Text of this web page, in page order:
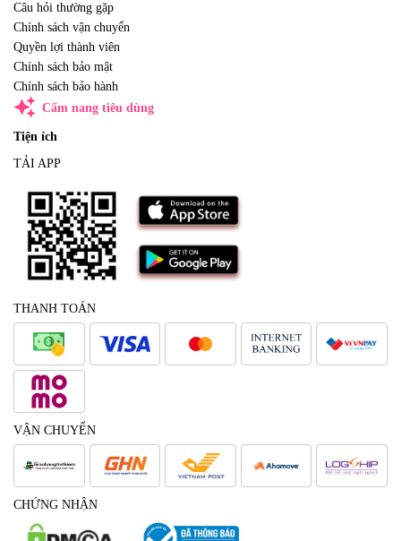
Câu hỏi thường gặp
Chính sách vận chuyển
Quyền lợi thành viên
Chính sách bảo mật
Chính sách bảo hành
auto_awesome Cẩm nang tiêu dùng
Tiện ích
TẢI APP
THANH TOÁN
VẬN CHUYỂN
CHỨNG NHẬN